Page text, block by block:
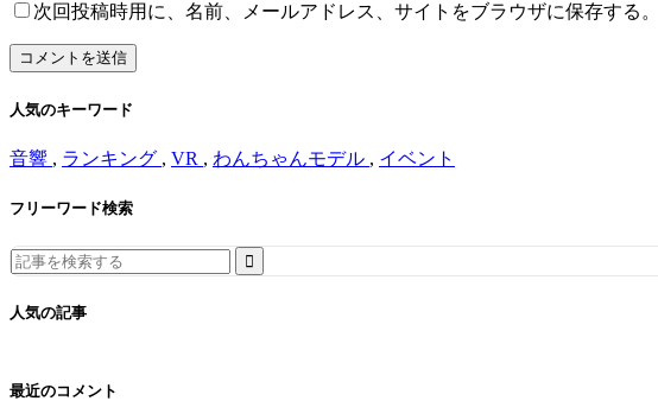
次回投稿時用に、名前、メールアドレス、サイトをブラウザに保存する。
人気のキーワード
音響 , ランキング , VR , わんちゃんモデル , イベント
フリーワード検索
Search
for:
人気の記事
最近のコメント